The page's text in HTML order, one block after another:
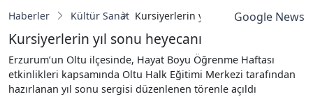
Haberler Kültür Sanat Kursiyerlerin yıl sonu heyecanı
Google News
Kursiyerlerin yıl sonu heyecanı
Erzurum’un Oltu ilçesinde, Hayat Boyu Öğrenme Haftası
etkinlikleri kapsamında Oltu Halk Eğitimi Merkezi tarafından
hazırlanan yıl sonu sergisi düzenlenen törenle açıldı